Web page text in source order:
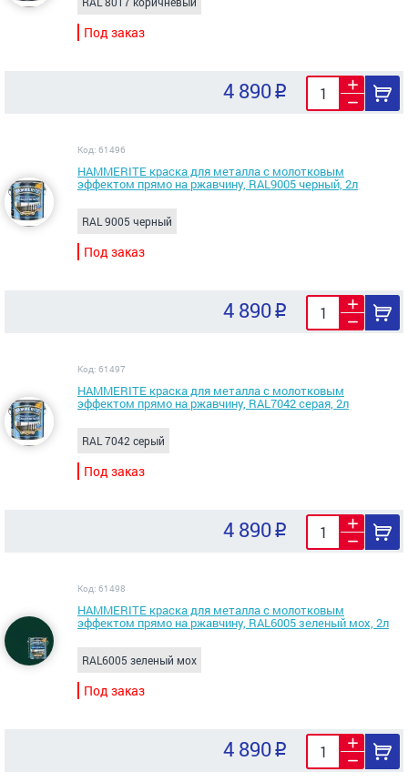
Под заказ
4 890
Код: 61496
HAMMERITE краска для металла с молотковым
эффектом прямо на ржавчину, RAL9005 черный, 2л
RAL 9005 черный
Под заказ
4 890
Код: 61497
HAMMERITE краска для металла с молотковым
эффектом прямо на ржавчину, RAL7042 серая, 2л
RAL 7042 серый
Под заказ
4 890
Код: 61498
HAMMERITE краска для металла с молотковым
эффектом прямо на ржавчину, RAL6005 зеленый мох, 2л
RAL6005 зеленый мох
Под заказ
4 890